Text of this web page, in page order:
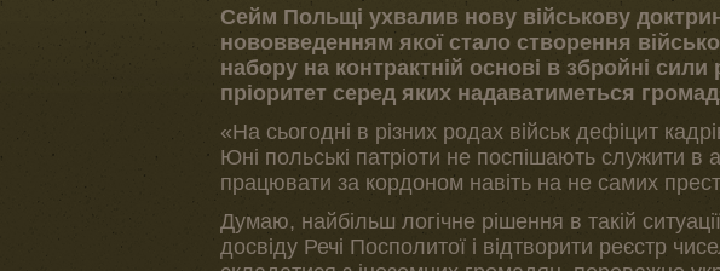
Сейм Польщі ухвалив нову військову
нововведенням якої стало створення
набору на контрактній основі в збройні
пріоритет серед яких надаватиметься
«На сьогодні в різних родах військ дефіцит
Юні польські патріоти не поспішають служити в
працювати за кордоном навіть на не самих
Думаю, найбільш логічне рішення в такій
досвіду Речі Посполитої і відтворити реєстр